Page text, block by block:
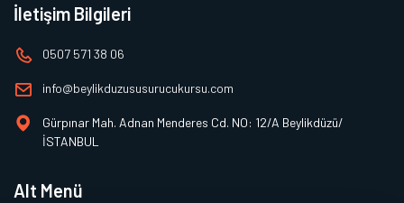
İletişim Bilgileri
0507 571 38 06
info@beylikduzususurucukursu.com
Gürpınar Mah. Adnan Menderes Cd. NO: 12/A Beylikdüzü/
İSTANBUL
Alt Menü